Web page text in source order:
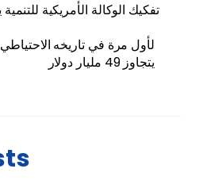
تفكيك الوكالة الأمريكية
لأول مرة في تاريخه
يتجاوز 49 مليار دولار